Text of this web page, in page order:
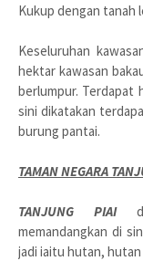
Kukup dengan tanah
Keseluruhan
hektar kawasan
berlumpur. Terdapat
sini dikatakan
burung pantai.
TAMAN NEGARA
TANJUNG PIAI
memandangkan di
jadi iaitu hutan,